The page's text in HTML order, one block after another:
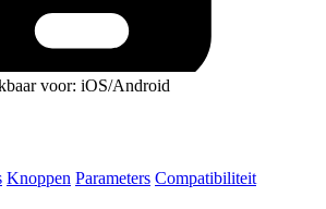
voor: iOS/Android
Knoppen Parameters Compatibiliteit